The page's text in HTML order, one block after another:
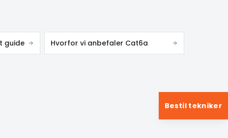
guide Hvorfor vi anbefaler Cat6a
Bestil tekniker